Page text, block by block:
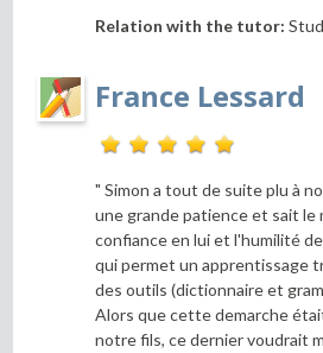
Relation with the tutor:
France Lessard
" Simon a tout de suite plu à
une grande patience et sait le
confiance en lui et l'humilité
qui permet un apprentissage
des outils (dictionnaire et
Alors que cette demarche
notre fils, ce dernier voudrait